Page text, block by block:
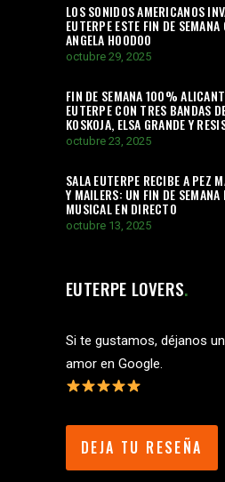
LOS SONIDOS AMERICANOS
EUTERPE ESTE FIN DE
ANGELA HOODOO
octubre 29, 2025
FIN DE SEMANA 100%
EUTERPE CON TRES BANDAS
KOSKOJA, ELSA GRANDE Y
octubre 23, 2025
SALA EUTERPE RECIBE A PEZ
Y MAILERS: UN FIN DE SEMANA
MUSICAL EN DIRECTO
octubre 13, 2025
EUTERPE LOVERS
Si te gustamos, déjanos
amor en Google.
DEJA TU RESEÑA